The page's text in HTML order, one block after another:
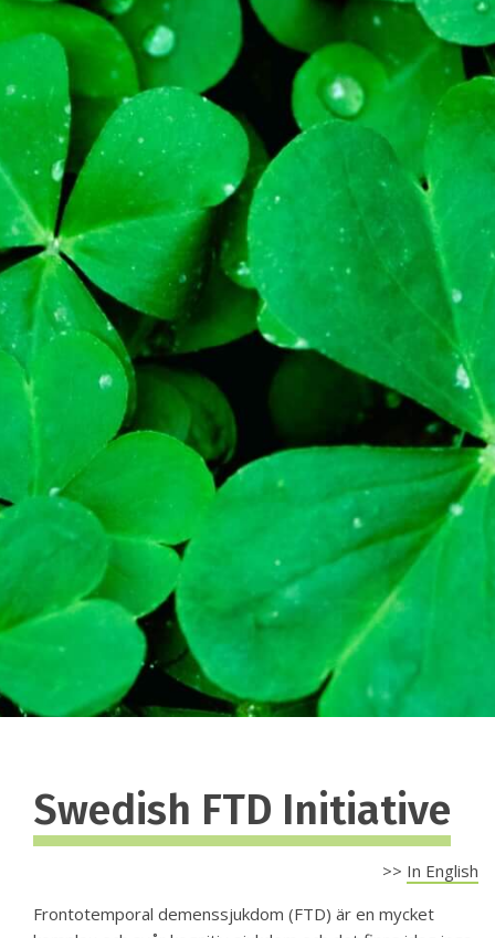
Swedish FTD Initiative
>> In English
Frontotemporal demenssjukdom (FTD) är en mycket